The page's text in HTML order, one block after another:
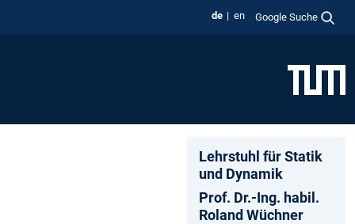
de en Google Suche
Lehrstuhl für Statik
und Dynamik
Prof. Dr.-Ing. habil.
Roland Wüchner